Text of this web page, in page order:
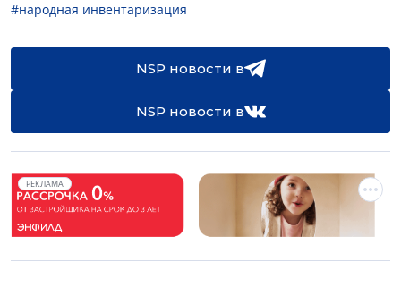
#народная инвентаризация
NSP новости в
NSP новости в
РЕКЛАМА